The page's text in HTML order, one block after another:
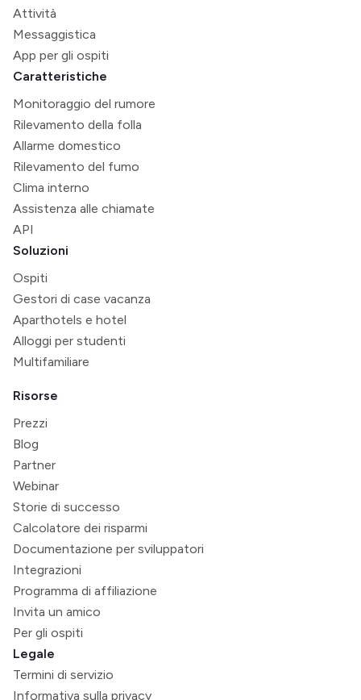
Attività
Messaggistica
App per gli ospiti
Caratteristiche
Monitoraggio del rumore
Rilevamento della folla
Allarme domestico
Rilevamento del fumo
Clima interno
Assistenza alle chiamate
API
Soluzioni
Ospiti
Gestori di case vacanza
Aparthotels e hotel
Alloggi per studenti
Multifamiliare
Risorse
Prezzi
Blog
Partner
Webinar
Storie di successo
Calcolatore dei risparmi
Documentazione per sviluppatori
Integrazioni
Programma di affiliazione
Invita un amico
Per gli ospiti
Legale
Termini di servizio
Informativa sulla privacy